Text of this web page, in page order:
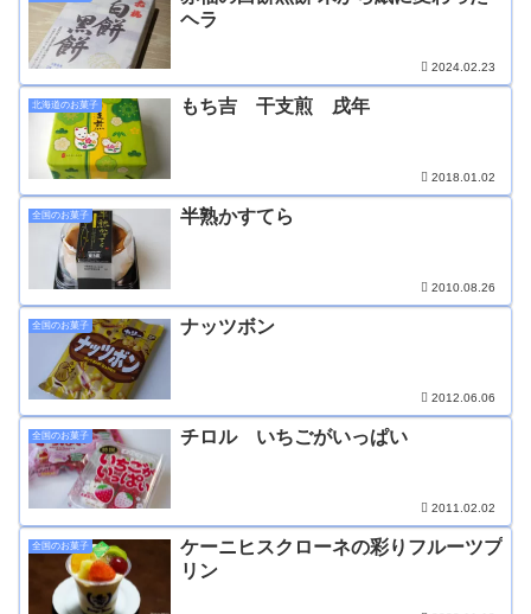
ヘラ
2024.02.23
北海道のお菓子 もち吉 干支煎 戌年
2018.01.02
全国のお菓子 半熟かすてら
2010.08.26
全国のお菓子 ナッツボン
2012.06.06
全国のお菓子 チロル いちごがいっぱい
2011.02.02
全国のお菓子
ケーニヒスクローネの彩りフルーツプ
リン